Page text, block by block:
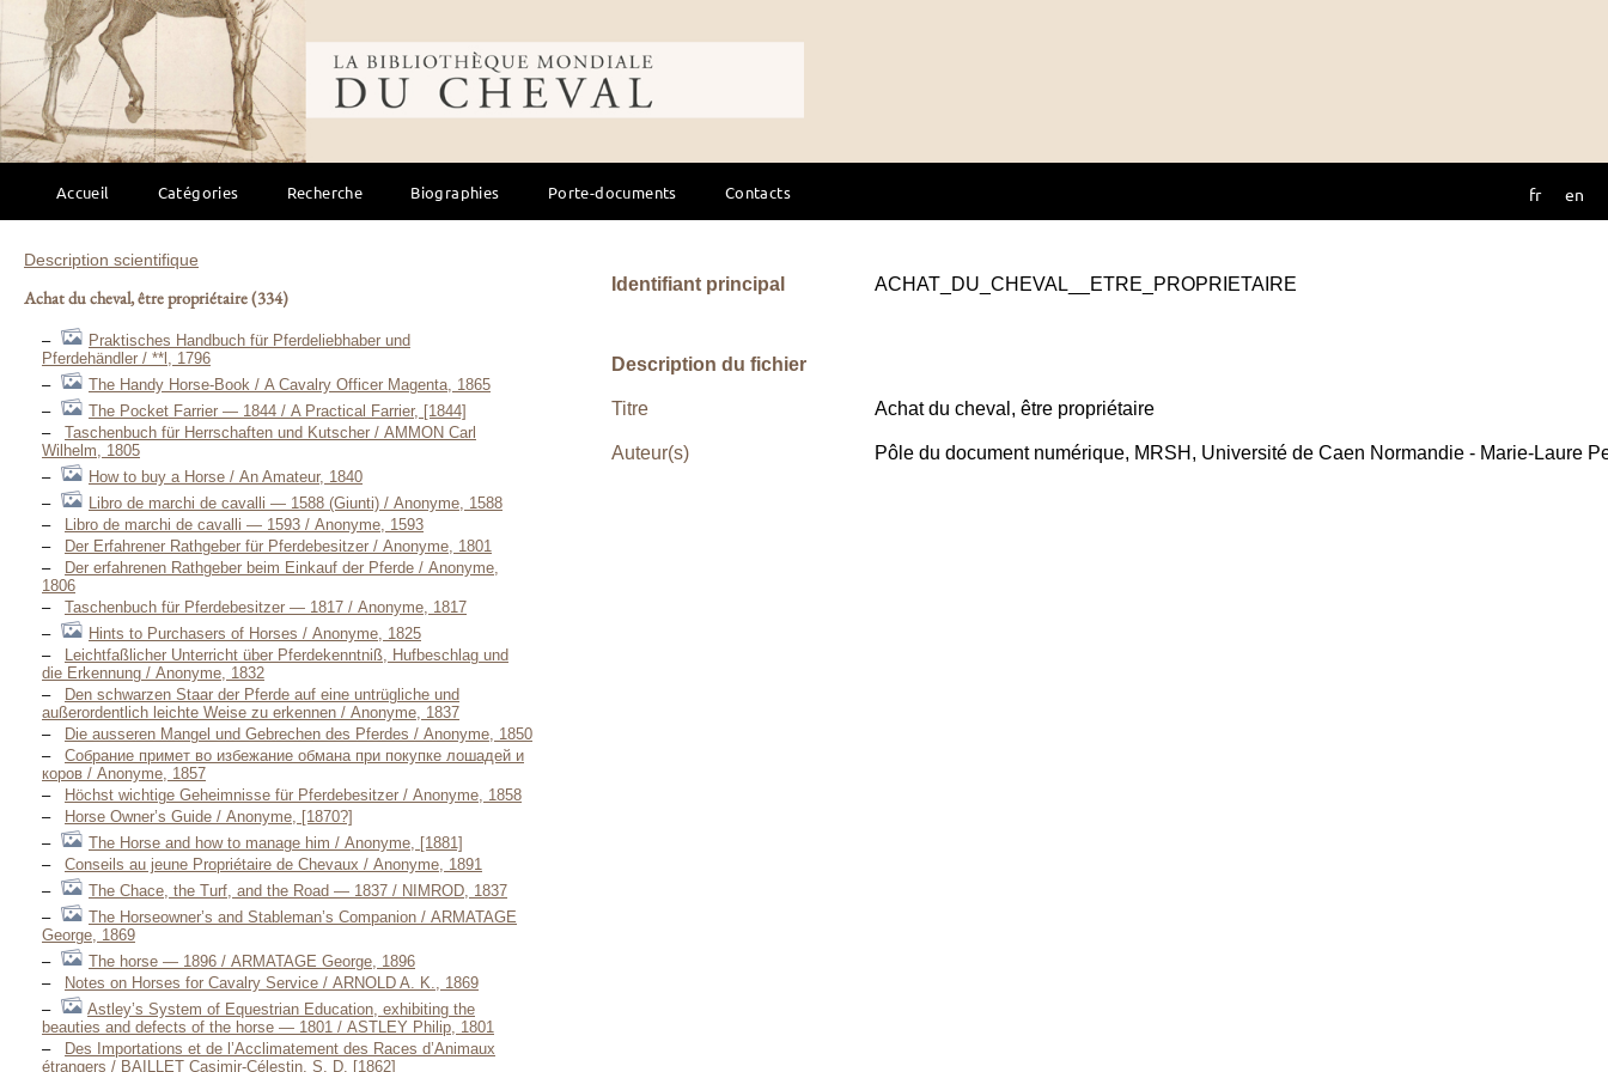
Bibliothèque mondiale du cheval
Accueil Catégories Recherche Biographies Porte-documents Contacts fr en
Description scientifique
Achat du cheval, être propriétaire(334)
Praktisches Handbuch für Pferdeliebhaber und
Pferdehändler / **l, 1796
The Handy Horse-Book / A Cavalry Officer Magenta, 1865
The Pocket Farrier — 1844 / A Practical Farrier, [1844]
Taschenbuch für Herrschaften und Kutscher / AMMON Carl
Wilhelm, 1805
How to buy a Horse / An Amateur, 1840
Libro de marchi de cavalli — 1588 (Giunti) / Anonyme, 1588
Libro de marchi de cavalli — 1593 / Anonyme, 1593
Der Erfahrener Rathgeber für Pferdebesitzer / Anonyme, 1801
Der erfahrenen Rathgeber beim Einkauf der Pferde / Anonyme,
1806
Taschenbuch für Pferdebesitzer — 1817 / Anonyme, 1817
Hints to Purchasers of Horses / Anonyme, 1825
Leichtfaßlicher Unterricht über Pferdekenntniß, Hufbeschlag und
die Erkennung / Anonyme, 1832
Den schwarzen Staar der Pferde auf eine untrügliche und
außerordentlich leichte Weise zu erkennen / Anonyme, 1837
Die ausseren Mangel und Gebrechen des Pferdes / Anonyme, 1850
Собрание примет во избежание обмана при покупке лошадей и
коров / Anonyme, 1857
Höchst wichtige Geheimnisse für Pferdebesitzer / Anonyme, 1858
Horse Owner’s Guide / Anonyme, [1870?]
The Horse and how to manage him / Anonyme, [1881]
Conseils au jeune Propriétaire de Chevaux / Anonyme, 1891
The Chace, the Turf, and the Road — 1837 / NIMROD, 1837
The Horseowner’s and Stableman’s Companion / ARMATAGE
George, 1869
The horse — 1896 / ARMATAGE George, 1896
Notes on Horses for Cavalry Service / ARNOLD A. K., 1869
Astley’s System of Equestrian Education, exhibiting the
beauties and defects of the horse — 1801 / ASTLEY Philip, 1801
Des Importations et de l’Acclimatement des Races d’Animaux
étrangers / BAILLET Casimir-Célestin, S. D. [1862]
Identifiant principal ACHAT_DU_CHEVAL__ETRE_PROPRIETAIRE
Description du fichier
Titre Achat du cheval, être propriétaire
Auteur(s) Pôle du document numérique, MRSH, Université de Caen Normandie - Marie-Laure